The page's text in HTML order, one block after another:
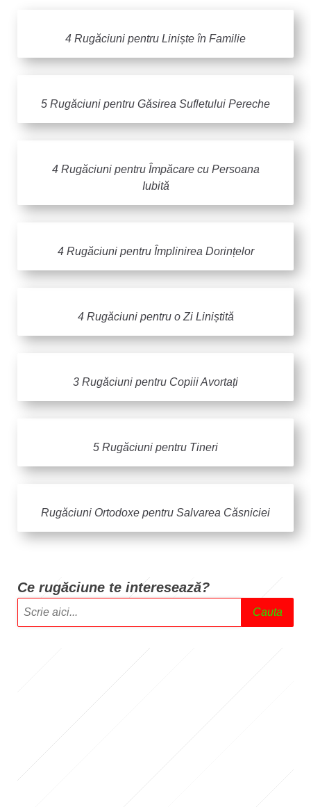
4 Rugăciuni pentru Liniște în Familie
5 Rugăciuni pentru Găsirea Sufletului Pereche
4 Rugăciuni pentru Împăcare cu Persoana
Iubită
4 Rugăciuni pentru Împlinirea Dorințelor
4 Rugăciuni pentru o Zi Liniștită
3 Rugăciuni pentru Copiii Avortați
5 Rugăciuni pentru Tineri
Rugăciuni Ortodoxe pentru Salvarea Căsniciei
Ce rugăciune te interesează?
Cauta